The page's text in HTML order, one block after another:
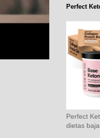
Perfect
Perfect
dietas